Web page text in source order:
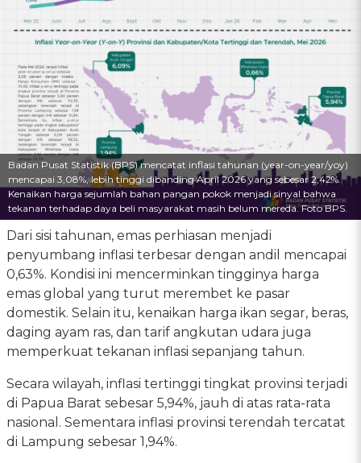
Badan Pusat Statistik (BPS) mencatat inflasi tahunan (year-on-year/yoy)
mencapai 3,08%, lebih tinggi dibanding April 2026 yang sebesar 2,42%.
Kenaikan harga sejumlah bahan pangan pokok menjadi sinyal bahwa
tekanan terhadap daya beli masyarakat masih belum mereda. Foto BPS.
Dari sisi tahunan, emas perhiasan menjadi
penyumbang inflasi terbesar dengan andil mencapai
0,63%. Kondisi ini mencerminkan tingginya harga
emas global yang turut merembet ke pasar
domestik. Selain itu, kenaikan harga ikan segar, beras,
daging ayam ras, dan tarif angkutan udara juga
memperkuat tekanan inflasi sepanjang tahun.
Secara wilayah, inflasi tertinggi tingkat provinsi terjadi
di Papua Barat sebesar 5,94%, jauh di atas rata-rata
nasional. Sementara inflasi provinsi terendah tercatat
di Lampung sebesar 1,94%.